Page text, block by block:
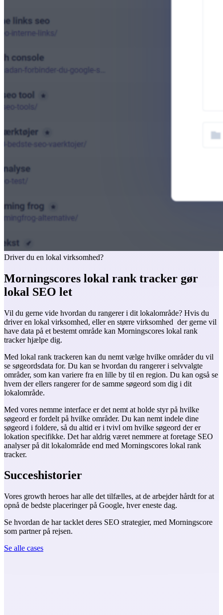
Driver du en lokal virksomhed?
Morningscores lokal rank tracker gør
lokal SEO let
Vil du gerne vide hvordan du rangerer i dit lokalområde? Hvis du
driver en lokal virksomhed, eller en større virksomhed der gerne vil
have data på et bestemt område kan Morningscores lokal rank
tracker hjælpe dig.
Med lokal rank trackeren kan du nemt vælge hvilke områder du vil
se søgeordsdata for. Du kan se hvordan du rangerer i selvvalgte
områder, som kan variere fra en lille by til en region. Du kan også se
hvem der ellers rangerer for de samme søgeord som dig i dit
lokalområde.
Med vores nemme interface er det nemt at holde styr på hvilke
søgeord er fordelt på hvilke områder. Du kan nemt indele dine
søgeord i foldere, så du altid er i tvivl om hvilke søgeord der er
lokation specifikke. Det har aldrig været nemmere at foretage SEO
analyser på dit lokalområde end med Morningscores lokal rank
tracker.
Succeshistorier
Vores growth heroes har alle det tilfælles, at de arbejder hårdt for at
opnå de bedste placeringer på Google, hver eneste dag.
Se hvordan de har tacklet deres SEO strategier, med Morningscore
som partner på rejsen.
Se alle cases